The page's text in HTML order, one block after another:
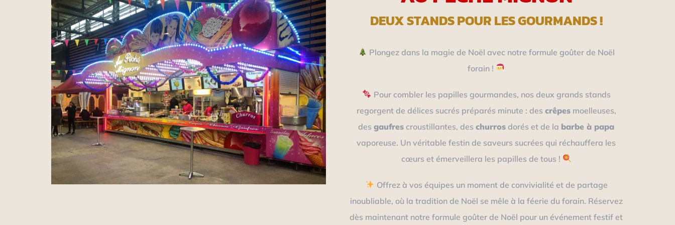
DEUX STANDS POUR LES GOURMANDS !
Plongez dans la magie de Noël avec notre formule goûter de Noël
forain !
Pour combler les papilles gourmandes, nos deux grands stands
regorgent de délices sucrés préparés minute : des crêpesmoelleuses,
desgaufres croustillantes, deschurros dorés et de la barbe à papa
vaporeuse. Un véritable festin de saveurs sucrées qui réchauffera les
cœurs et émerveillera les papilles de tous !
Offrez à vos équipes un moment de convivialité et de partage
inoubliable, où la tradition de Noël se mêle à la féerie du forain. Réservez
dès maintenant notre formule goûter de Noël pour un événement festif et